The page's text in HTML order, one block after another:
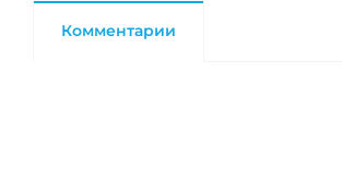
Комментарии